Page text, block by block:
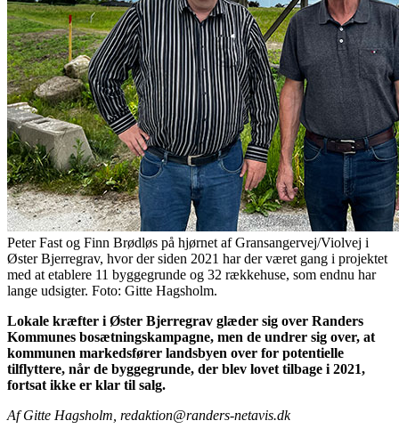
Peter Fast og Finn Brødløs på hjørnet af Gransangervej/Violvej i
Øster Bjerregrav, hvor der siden 2021 har der været gang i projektet
med at etablere 11 byggegrunde og 32 rækkehuse, som endnu har
lange udsigter. Foto: Gitte Hagsholm.
Lokale kræfter i Øster Bjerregrav glæder sig over Randers
Kommunes bosætningskampagne, men de undrer sig over, at
kommunen markedsfører landsbyen over for potentielle
tilflyttere, når de byggegrunde, der blev lovet tilbage i 2021,
fortsat ikke er klar til salg.
Af Gitte Hagsholm, redaktion@randers-netavis.dk